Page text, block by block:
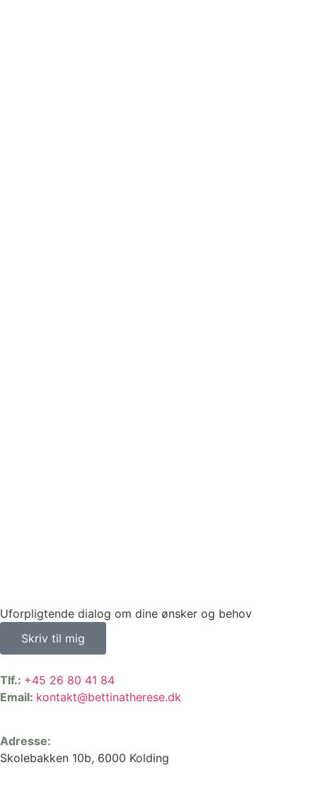
Uforpligtende dialog om dine ønsker og behov
Skriv til mig
Tlf.: +45 26 80 41 84
Email: kontakt@bettinatherese.dk
Adresse:
Skolebakken 10b, 6000 Kolding